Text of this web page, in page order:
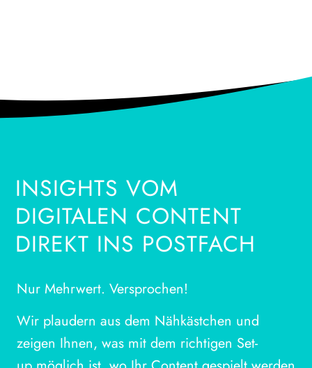
INSIGHTS VOM
DIGITALEN CONTENT
DIREKT INS POSTFACH
Nur Mehrwert. Versprochen!
Wir plaudern aus dem Nähkästchen und
zeigen Ihnen, was mit dem richtigen Set-